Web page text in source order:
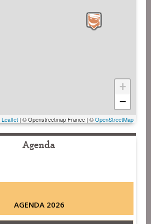
+
−
Leaflet | © Openstreetmap France | ©OpenStreetMap
Agenda
AGENDA 2026